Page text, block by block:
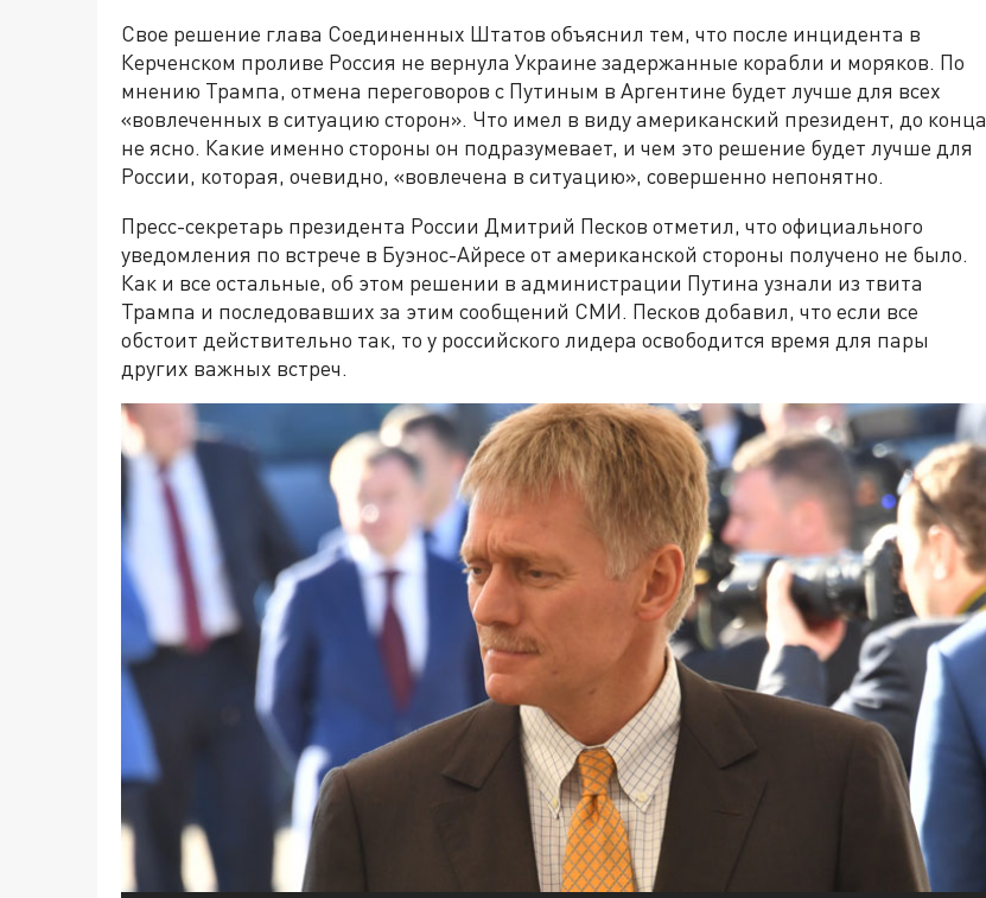
Свое решение глава Соединенных Штатов объяснил тем, что после инцидента в
Керченском проливе Россия не вернула Украине задержанные корабли и моряков. По
мнению Трампа, отмена переговоров с Путиным в Аргентине будет лучше для всех
«вовлеченных в ситуацию сторон». Что имел в виду американский президент, до конца
не ясно. Какие именно стороны он подразумевает, и чем это решение будет лучше для
России, которая, очевидно, «вовлечена в ситуацию», совершенно непонятно.
Пресс-секретарь президента России Дмитрий Песков отметил, что официального
уведомления по встрече в Буэнос-Айресе от американской стороны получено не было.
Как и все остальные, об этом решении в администрации Путина узнали из твита
Трампа и последовавших за этим сообщений СМИ. Песков добавил, что если все
обстоит действительно так, то у российского лидера освободится время для пары
других важных встреч.